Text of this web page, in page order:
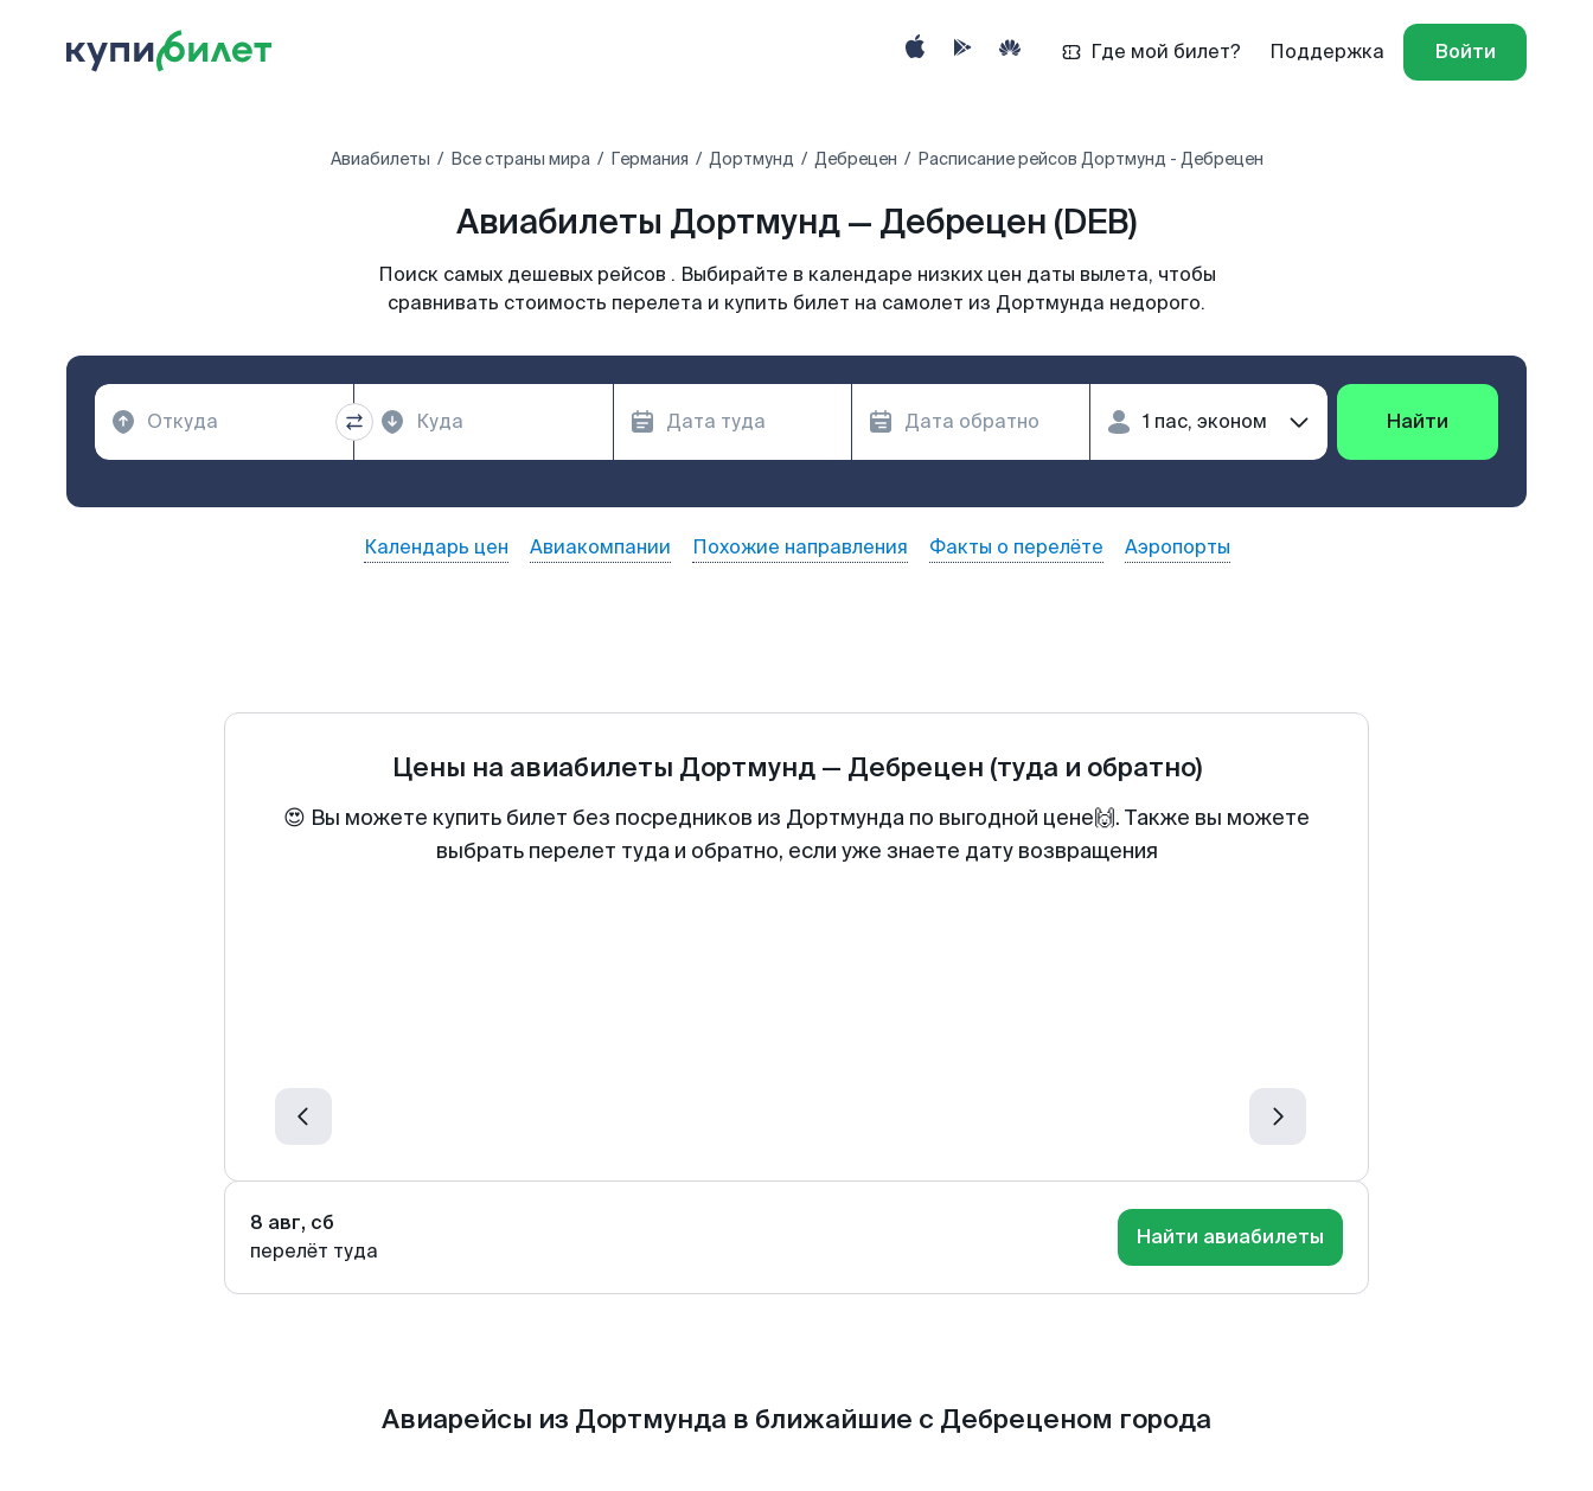
Где мой билет? Поддержка Войти
Авиабилеты Все страны мира Германия Дортмунд Дебрецен Расписание рейсов Дортмунд - Дебрецен
Авиабилеты Дортмунд — Дебрецен (DEB)
Поиск самых дешевых рейсов . Выбирайте в календаре низких цен даты вылета, чтобы
сравнивать стоимость перелета и купить билет на самолет из Дортмунда недорого.
Найти
Календарь цен Авиакомпании Похожие направления Факты о перелёте Аэропорты
Цены на авиабилеты Дортмунд— Дебрецен (туда и обратно)
😍 Вы можете купить билет без посредников из Дортмунда по выгодной цене🙌. Также вы можете
выбрать перелет туда и обратно, если уже знаете дату возвращения
8 авг, сб
перелёт туда
Найти авиабилеты
Авиарейсы из Дортмунда в ближайшие с Дебреценом города